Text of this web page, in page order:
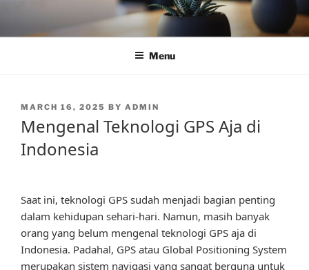
content
Menu
POSTED
MARCH 16, 2025 BY ADMIN
Mengenal Teknologi GPS Aja di
Indonesia
Saat ini, teknologi GPS sudah menjadi bagian penting
dalam kehidupan sehari-hari. Namun, masih banyak
orang yang belum mengenal teknologi GPS aja di
Indonesia. Padahal, GPS atau Global Positioning System
merupakan sistem navigasi yang sangat berguna untuk